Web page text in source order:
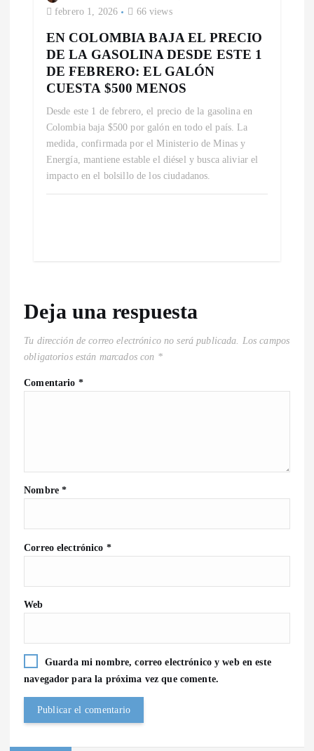
febrero 1, 2026
66 views
EN COLOMBIA BAJA EL PRECIO
DE LA GASOLINA DESDE ESTE 1
DE FEBRERO: EL GALÓN
CUESTA $500 MENOS
Desde este 1 de febrero, el precio de la gasolina en
Colombia baja $500 por galón en todo el país. La
medida, confirmada por el Ministerio de Minas y
Energía, mantiene estable el diésel y busca aliviar el
impacto en el bolsillo de los ciudadanos.
Deja una respuesta
Tu dirección de correo electrónico no será publicada.
Los campos
obligatorios están marcados con *
Comentario *
Nombre*
Correo electrónico *
Web
Guarda mi nombre, correo electrónico y web en este
navegador para la próxima vez que comente.